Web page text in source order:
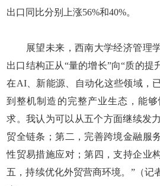
出口同比分别上涨56%和40%。
展望未来，西南大学经济管理学
出口结构正从“量的增长”向“质的提
在AI、新能源、自动化这些领域，
到整机制造的完整产业生态，能
求。我认为可以从五个方面继续发
贸全链条；第二，完善跨境金融服
性贸易措施应对；第四，支持企业
五，持续优化外贸营商环境。”（记